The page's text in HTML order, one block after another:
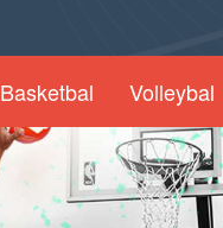
Basketbal Volleybal